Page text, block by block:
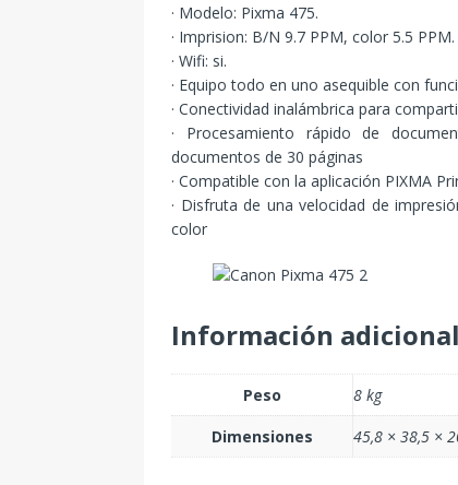
· Modelo: Pixma 475.
· Imprision: B/N 9.7 PPM, color 5.5 PPM.
· Wifi: si.
· Equipo todo en uno asequible con
· Conectividad inalámbrica para
· Procesamiento rápido de
documentos de 30 páginas
· Compatible con la aplicación PIXMA
· Disfruta de una velocidad de
color
Información adicional
Peso
8 kg
Dimensiones
45,8 × 38,5 ×